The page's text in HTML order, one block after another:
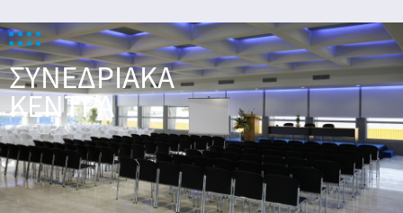
ΣΥΝΕΔΡΙΑΚΑ
ΚΕΝΤΡΑ